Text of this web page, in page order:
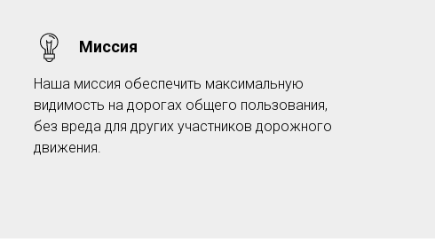
Миссия
Наша миссия обеспечить максимальную
видимость на дорогах общего пользования,
без вреда для других участников дорожного
движения.